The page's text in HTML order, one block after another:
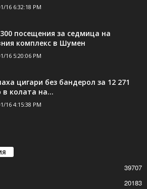
16 6:32:18 PM
посещения за седмица на
комплекс в Шумен
16 5:20:06 PM
цигари без бандерол за 12 271
в колата на...
16 4:15:38 PM
39707
20183